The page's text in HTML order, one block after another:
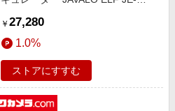
ン付属]
￥ 27,280
1.0%
ストアにすすむ